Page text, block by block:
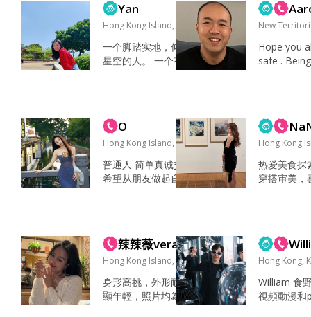
Yan
Hong Kong Island, 香港
一个脚踏实地，仰望
星空的人。 一个有
趣，也有故事的人，
幽默的品质。 我单身
的原因：20岁开始长
痘长了十几年，至今
还有痘印，这应该是
最主要原因。香港男
女比例太极端，我平
动慢热害羞。自尊心
比较强，缺点不少，
不过优点也不少，比
如真诚忠...
New
Hope you
safe .
onment is
hing I
ny people ,
ng me
mu...
O
Hong Kong Island, 香港
普通人 简单真诚交友
希望从朋友做起自然
了解对方～ 骗子勿扰
物 不闪婚 有就珍惜
没有就算了 彼此尊重
看剧、科幻片、动
漫、纪录片、户外徒
步、游泳、健身房、
舞蹈、宅家、买衣
Hong Kong
热爱美食探
穿搭审美，
性格软糯
和亲近的人
于慢热型人
处安静充
好友的热闹
本身就是很
辣辣薇vera
Hong Kong Island, 香港
身形高挑，外形耐看
顯年輕，照片均為原
相機實拍，拒絕照
Hong Kong,
William 食野，睇電影，
視頻動漫和